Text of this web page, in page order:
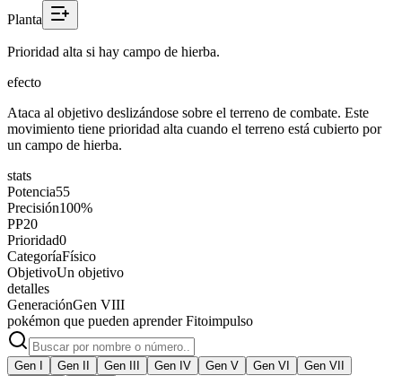
Planta
Prioridad alta si hay campo de hierba.
efecto
Ataca al objetivo deslizándose sobre el terreno de combate. Este
movimiento tiene prioridad alta cuando el terreno está cubierto por
un campo de hierba.
stats
Potencia55
Precisión100%
PP20
Prioridad0
CategoríaFísico
ObjetivoUn objetivo
detalles
GeneraciónGen VIII
pokémon que pueden aprender Fitoimpulso
Gen I Gen II Gen III Gen IV Gen V Gen VI
Gen VII